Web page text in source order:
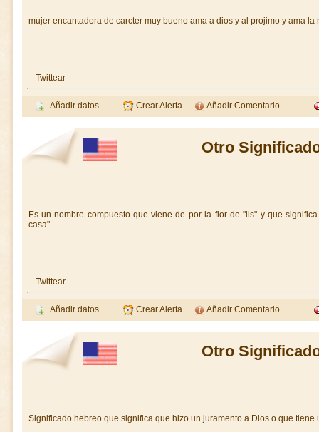
mujer encantadora de carcter muy bueno ama a dios y al projimo y ama la
Twittear
Añadir datos Crear Alerta Añadir Comentario
Otro
Es un nombre compuesto que viene de por la flor de "lis" y que
casa".
Twittear
Añadir datos Crear Alerta Añadir Comentario
Otro
Significado hebreo que significa que hizo un juramento a Dios o que tiene